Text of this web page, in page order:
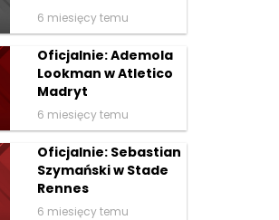
6 miesięcy temu
Oficjalnie: Ademola
Lookman w Atletico
Madryt
6 miesięcy temu
Oficjalnie: Sebastian
Szymański w Stade
Rennes
6 miesięcy temu